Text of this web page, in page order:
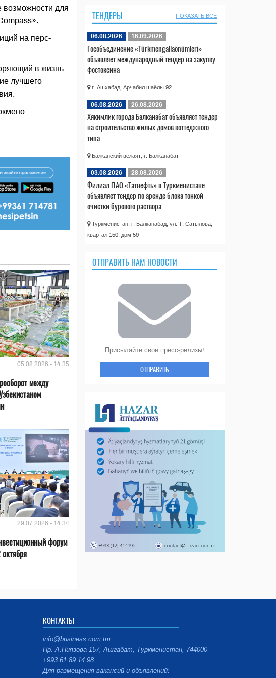
возможности для
на перс­
в жизнь
лучшего
05.08.2026 - 14:35
между
29.07.2026 - 14:34
форум
ТЕНДЕРЫ ПОКАЗАТЬ ВСЕ
06.08.2026 16.09.2026
Гособъединение «Türkmengallaönümleri»
объявляет международный тендер на закупку
фостоксина
г. Ашхабад, Арчабил шаёлы 92
06.08.2026 26.08.2026
Хякимлик города Балканабат объявляет тендер
на строительство жилых домов коттеджного
типа
Балканский велаят, г. Балканабат
03.08.2026 28.08.2026
Филиал ПАО «Татнефть» в Туркменистане
объявляет тендер по аренде блока тонкой
очистки бурового раствора
Туркменистан, г. Балканабад, ул. Т. Сатылова,
квартал 150, дом 59
ОТПРАВИТЬ НАМ НОВОСТИ
Присылайте свои пресс-релизы!
ОТПРАВИТЬ
КОНТАКТЫ
info@business.com.tm
Пр. А.Ниязова 157, Ашгабат, Туркменистан, 744000
+993 61 89 14 98
Для размещения вакансий и объявлений: